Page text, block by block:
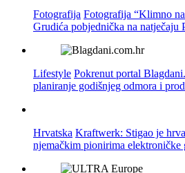
Fotografija Fotografija “Klimno
Grudića pobjednička na natječaju
Lifestyle Pokrenut portal
planiranje godišnjeg odmora i
Hrvatska Kraftwerk: Stigao je
njemačkim pionirima elektroničke